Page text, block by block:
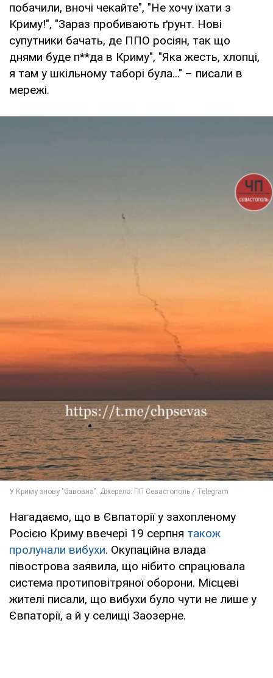
побачили, вночі чекайте", "Не хочу їхати з
Криму!", "Зараз пробивають ґрунт. Нові
супутники бачать, де ППО росіян, так що
днями буде п**да в Криму", "Яка жесть, хлопці,
я там у шкільному таборі була..." – писали в
мережі.
Нагадаємо, що в Євпаторії у захопленому
Росією Криму ввечері 19 серпня також
пролунали вибухи. Окупаційна влада
півострова заявила, що нібито спрацювала
система протиповітряної оборони. Місцеві
жителі писали, що вибухи було чути не лише у
Євпаторії, а й у селищі Заозерне.